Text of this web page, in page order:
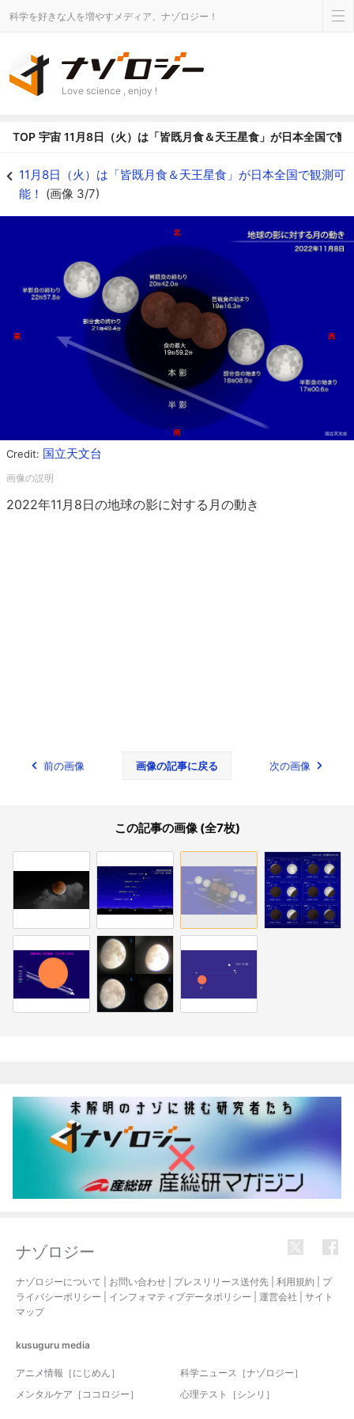
科学を好きな人を増やすメディア、ナゾロジー！
Love science , enjoy !
TOP 宇宙 11月8日（火）は「皆既月食＆天王星食」が日本全国で観
11月8日（火）は「皆既月食＆天王星食」が日本全国で観測可
能！ (画像 3/7)
Credit: 国立天文台
2022年11月8日の地球の影に対する月の動き
前の画像 画像の記事に戻る 次の画像
この記事の画像 (全7枚)
ナゾロジー
ナゾロジーについて お問い合わせ プレスリリース送付先 利用規約
プ
ライバシーポリシー
インフォマティブデータポリシー 運営会社
サイト
マップ
kusuguru media
アニメ情報［にじめん］
科学ニュース［ナゾロジー］
メンタルケア［ココロジー］
心理テスト［シンリ］